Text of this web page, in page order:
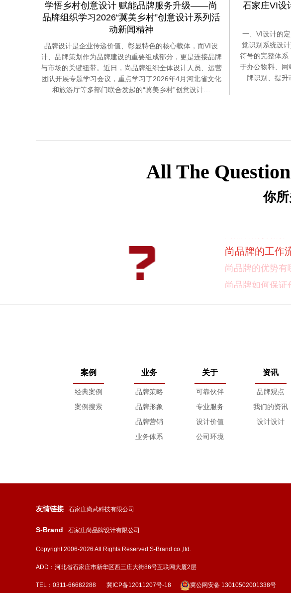
学悟乡村创意设计 赋能品牌服务升级——尚
品牌组织学习2026“冀美乡村”创意设计系列活
动新闻精神
品牌设计是企业传递价值、彰显特色的核心载体，而VI设
计、品牌策划作为品牌建设的重要组成部分，更是连接品牌
与市场的关键纽带。近日，尚品牌组织全体设计人员、运营
团队开展专题学习会议，重点学习了2026年4月河北省文化
和旅游厅等多部门联合发起的“冀美乡村”创意设计…
石家庄VI设
一、VI设计的
觉识别系统设
符号的完整体系
于办公物料、网
牌识别、提
All The
你
尚品牌的价格体
尚品牌的工作
尚品牌的优势有
尚品牌如何保证
你们对客户有选
项目启动之前
怎样保证项目进
设计过程中双方
如果在设计的
设计完成后都交
案例
经典案例
案例搜索
业务
品牌策略
品牌形象
品牌营销
业务体系
关于
可靠伙伴
专业服务
设计价值
公司环境
资讯
品牌观点
我们的资讯
设计设计
友情链接 石家庄尚武科技有限公司
S-Brand 石家庄尚品牌设计有限公司
Copyright 2006-2026 All Rights Reserved S-Brand co.,ltd.
ADD：河北省石家庄市新华区西三庄大街86号互联网大厦2层
TEL：0311-66682288 冀ICP备12011207号-18 冀公网安备 13010502001338号